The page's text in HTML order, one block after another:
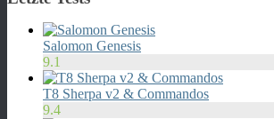
Salomon Genesis
9.1
T8 Sherpa v2 & Commandos
9.4